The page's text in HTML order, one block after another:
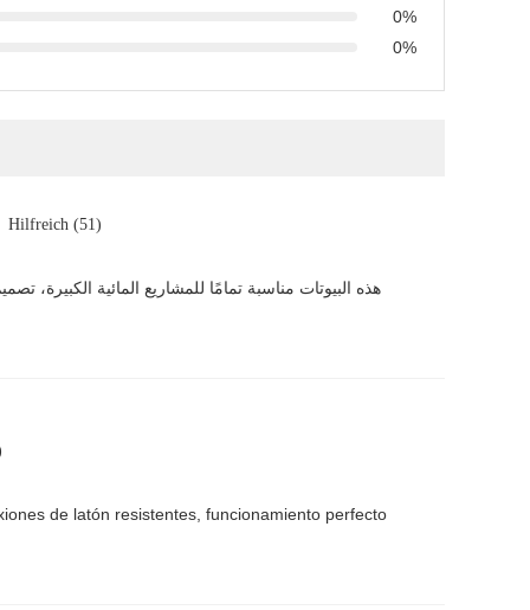
0%
0%
Hilfreich (51)
هذه البيوتات مناسبة تمامًا للمشاريع المائية
de latón resistentes, funcionamiento perfecto